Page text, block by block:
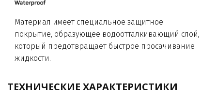
Материал имеет специальное защитное
покрытие, образующее водоотталкивающий слой,
который предотвращает быстрое просачивание
жидкости.
ТЕХНИЧЕСКИЕ ХАРАКТЕРИСТИКИ